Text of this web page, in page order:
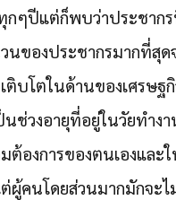
ทุกๆปีแต่ก็พบว่าประช
นของประชากรมากที่สุ
บโตในด้านของเศรษ
นช่วงอายุที่อยู่ในวัยทำ
ต้องการของตนเองแล
คนโดยส่วนมากมักจะ